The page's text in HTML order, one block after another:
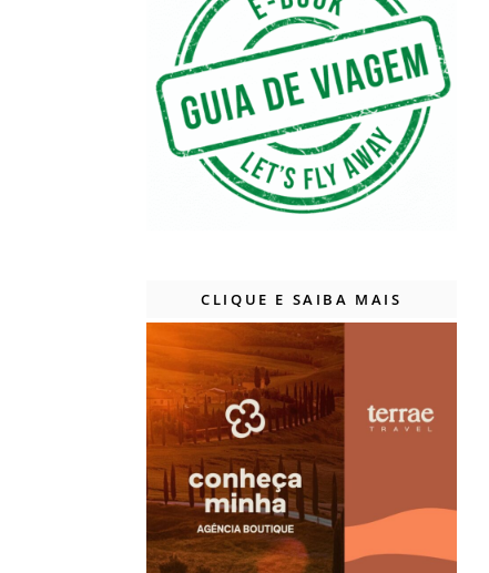
CLIQUE E SAIBA MAIS